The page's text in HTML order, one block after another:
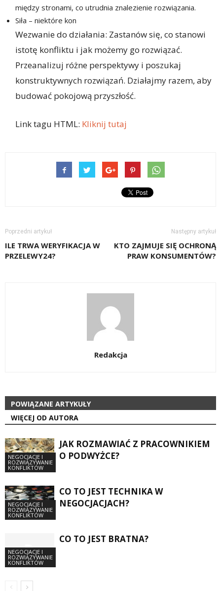
między stronami, co utrudnia znalezienie rozwiązania.
Siła – niektóre kon
Wezwanie do działania: Zastanów się, co stanowi
istotę konfliktu i jak możemy go rozwiązać.
Przeanalizuj różne perspektywy i poszukaj
konstruktywnych rozwiązań. Działajmy razem, aby
budować pokojową przyszłość.
Link tagu HTML: Kliknij tutaj
Poprzedni artykuł
ILE TRWA WERYFIKACJA W
PRZELEWY24?
Następny artykuł
KTO ZAJMUJE SIĘ OCHRONĄ
PRAW KONSUMENTÓW?
Redakcja
POWIĄZANE ARTYKUŁY
WIĘCEJ OD AUTORA
NEGOCJACJE I
ROZWIĄZYWANIE
KONFLIKTÓW
JAK ROZMAWIAĆ Z PRACOWNIKIEM
O PODWYŻCE?
NEGOCJACJE I
ROZWIĄZYWANIE
KONFLIKTÓW
CO TO JEST TECHNIKA W
NEGOCJACJACH?
NEGOCJACJE I
ROZWIĄZYWANIE
KONFLIKTÓW
CO TO JEST BRATNA?